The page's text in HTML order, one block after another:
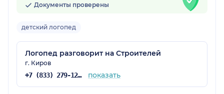
Документы проверены
детский логопед
Логопед разговорит на Строителей
г. Киров
+7 (833) 279-12-71 показать